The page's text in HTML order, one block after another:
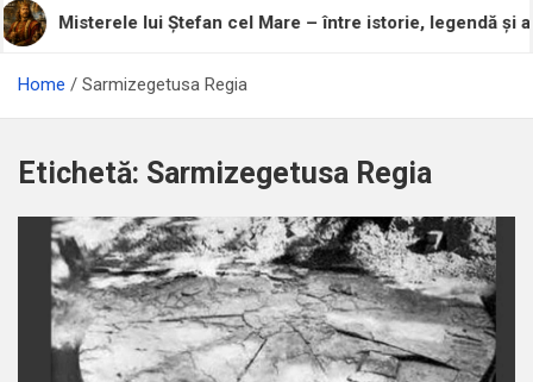
lui Ștefan cel Mare – între istorie, legendă și adevăr
Home Sarmizegetusa Regia
Etichetă: Sarmizegetusa Regia